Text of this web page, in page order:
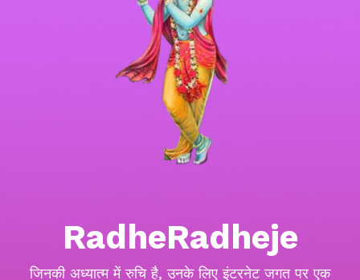
RadheRadheje
जिनकी अध्यात्म में रुचि है, उनके लिए इंटरनेट जगत पर एक